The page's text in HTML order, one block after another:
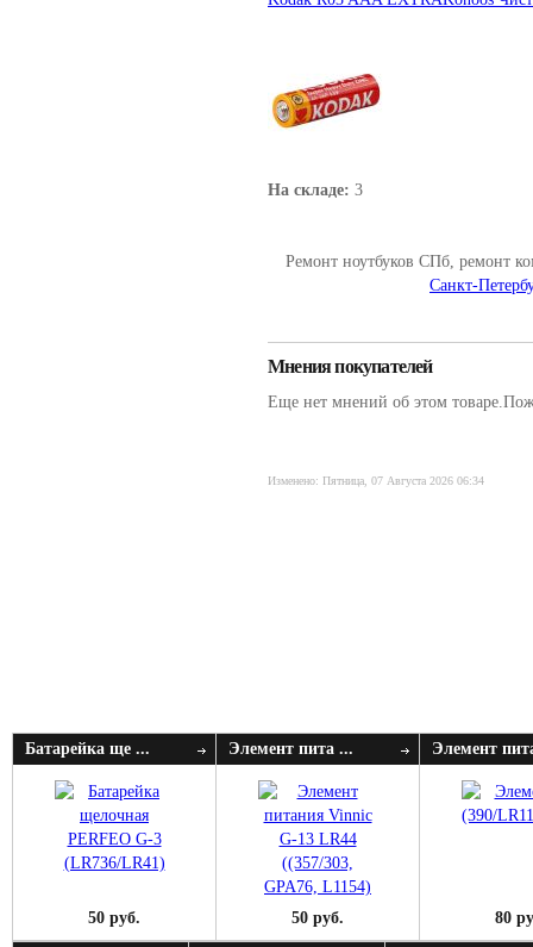
На складе: 3
Ремонт ноутбуков СПб, ремонт
Санкт-
Мнения покупателей
Еще нет мнений об этом
Изменено: Пятница, 07 Августа 2026 06:34
Батарейка ще ...
50 руб.
Элемент пита ...
50 руб.
Элемент
80